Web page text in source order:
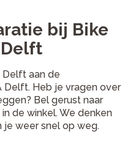
bij Bike
Delft aan de
Delft. Heb je vragen over
Bel gerust naar
de winkel. We denken
weer snel op weg.